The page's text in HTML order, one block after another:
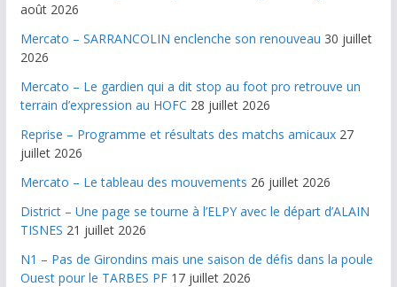
août 2026
Mercato – SARRANCOLIN enclenche son renouveau 30 juillet
2026
Mercato – Le gardien qui a dit stop au foot pro retrouve un
terrain d’expression au HOFC 28 juillet 2026
Reprise – Programme et résultats des matchs amicaux 27
juillet 2026
Mercato – Le tableau des mouvements 26 juillet 2026
District – Une page se tourne à l’ELPY avec le départ d’ALAIN
TISNES 21 juillet 2026
N1 – Pas de Girondins mais une saison de défis dans la poule
Ouest pour le TARBES PF 17 juillet 2026